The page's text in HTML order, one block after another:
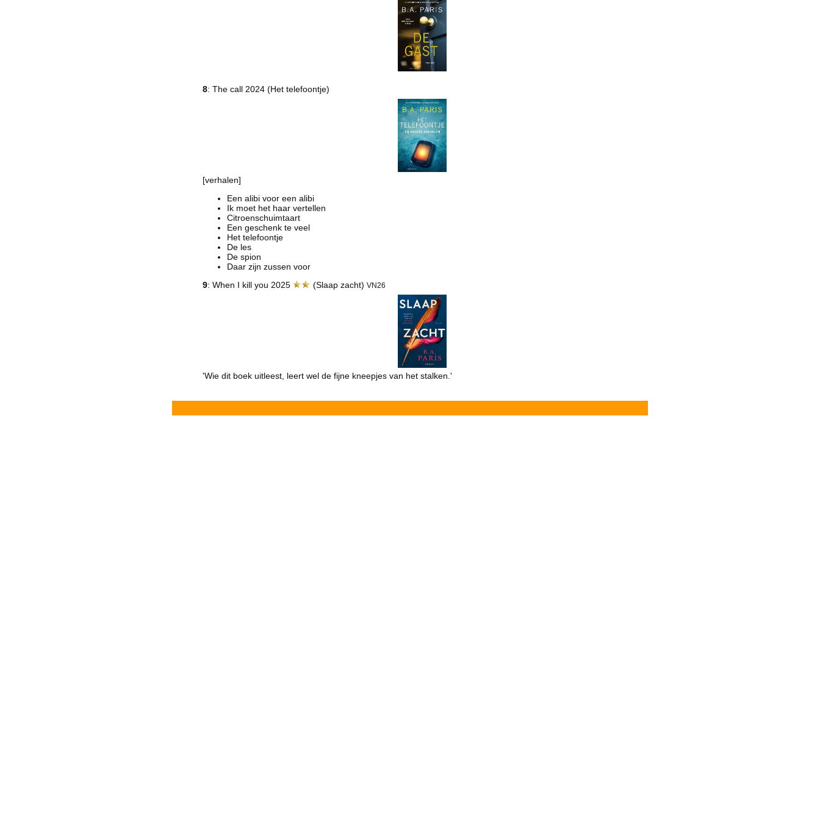
8: The call 2024 (Het telefoontje)
[verhalen]
Een alibi voor een alibi
Ik moet het haar vertellen
Citroenschuimtaart
Een geschenk te veel
Het telefoontje
De les
De spion
Daar zijn zussen voor
9: When I kill you 2025 (Slaap zacht) VN26
'Wie dit boek uitleest, leert wel de fijne kneepjes van het stalken.'